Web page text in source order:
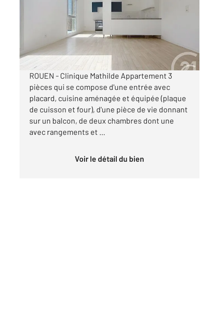
Appartement F3 à louer
750 €
par mois charges comprises
ROUEN - Clinique Mathilde Appartement 3
pièces qui se compose d'une entrée avec
placard, cuisine aménagée et équipée (plaque
de cuisson et four), d'une pièce de vie donnant
sur un balcon, de deux chambres dont une
avec rangements et ...
Voir le détail du bien